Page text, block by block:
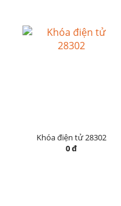
Khóa điện tử 28302
0 đ